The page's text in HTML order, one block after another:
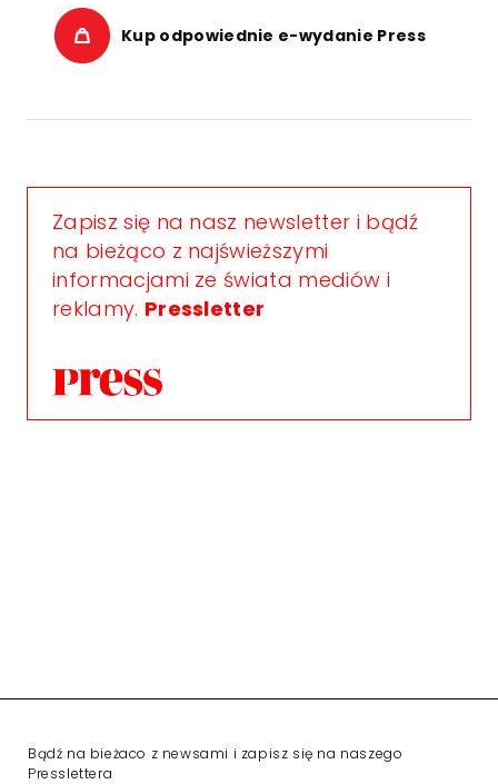
Kup odpowiednie e-wydanie Press
Zapisz się na nasz newsletter i bądź
na bieżąco z najświeższymi
informacjami ze świata mediów i
reklamy. Pressletter
Bądź na bieżaco z newsami i zapisz się na naszego
Presslettera